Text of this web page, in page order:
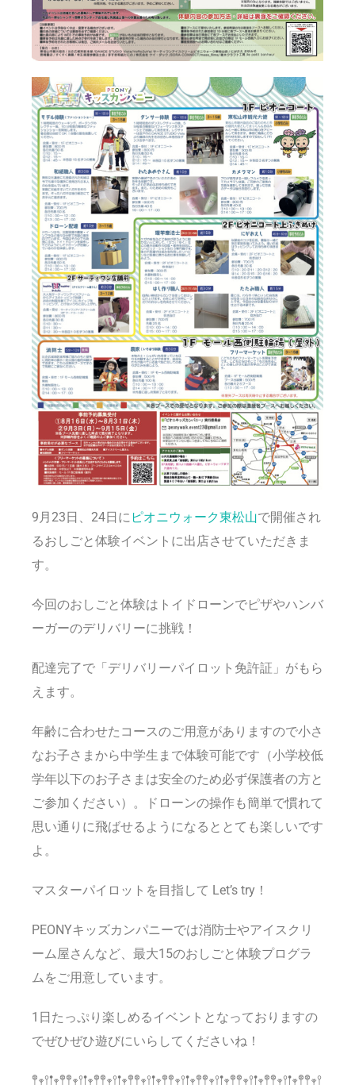
9月23日、24日に ピオニウォーク東松山で開催され
るおしごと体験イベントに出店させていただきま
す。
今回のおしごと体験はトイドローンでピザやハンバ
ーガーのデリバリーに挑戦！
配達完了で「デリバリーパイロット免許証」がもら
えます。
年齢に合わせたコースのご用意がありますので小さ
なお子さまから中学生まで体験可能です（小学校低
学年以下のお子さまは安全のため必ず保護者の方と
ご参加ください）。ドローンの操作も簡単で慣れて
思い通りに飛ばせるようになるととても楽しいです
よ。
マスターパイロットを目指して Let’s try！
PEONYキッズカンパニーでは消防士やアイスクリ
ーム屋さんなど、最大15のおしごと体験プログラ
ムをご用意しています。
1日たっぷり楽しめるイベントとなっておりますの
でぜひぜひ遊びにいらしてくださいね！
𖤣𖥧𖥣𖡡𖥧𖤣𖤣𖥧𖥣𖡡𖥧𖤣𖤣𖥧𖥣𖡡𖥧𖤣𖤣𖥧𖥣𖡡𖥧𖤣𖤣𖥧𖥣𖡡𖥧𖤣𖤣𖥧𖥣𖡡𖥧𖤣𖤣𖥧𖥣𖡡𖥧𖤣𖤣𖥧𖥣𖡡𖥧𖤣𖤣𖥧𖥣